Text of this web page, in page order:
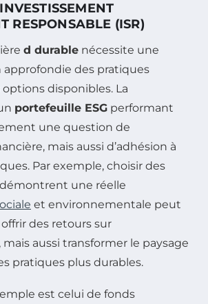
RESPONSABLE (ISR)
d durable nécessite une
des pratiques
disponibles. La
portefeuille ESG performant
une question de
mais aussi d’adhésion à
Par exemple, choisir des
une réelle
et environnementale peut
des retours sur
aussi transformer le paysage
pratiques plus durables.
est celui de fonds